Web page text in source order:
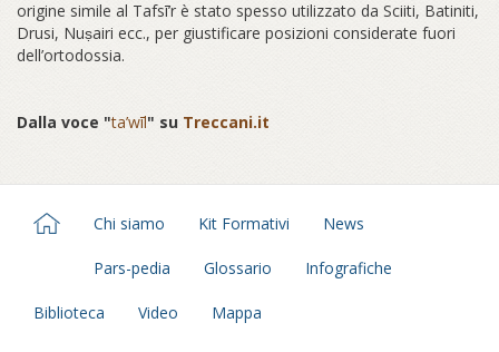
origine simile al Tafsī’r è stato spesso utilizzato da Sciiti, Batiniti,
Drusi, Nuṣairi ecc., per giustificare posizioni considerate fuori
dell’ortodossia.
Dalla voce "ta’wīl" su Treccani.it
Chi siamo Kit Formativi News
Pars-pedia Glossario Infografiche
Biblioteca Video Mappa